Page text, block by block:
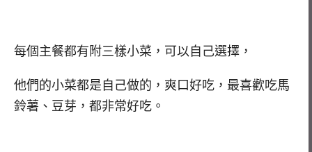
每個主餐都有附三樣小菜，可以自己選擇，
他們的小菜都是自己做的，爽口好吃，最喜歡吃馬
鈴薯、豆芽，都非常好吃。